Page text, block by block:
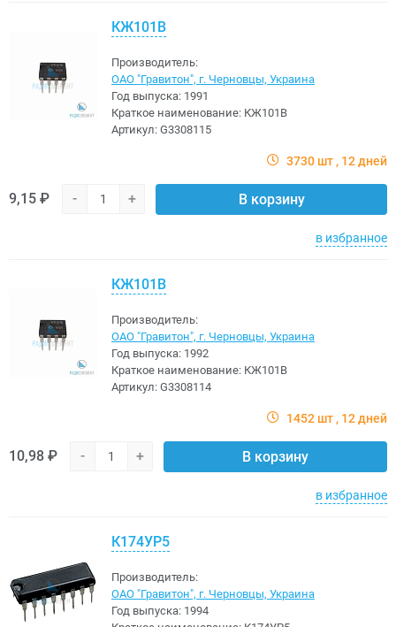
КЖ101В
Производитель:
ОАО "Гравитон", г. Черновцы, Украина
Год выпуска: 1991
Краткое наименование: КЖ101В
Артикул: G3308115
3730 шт 12 дней
9,15 ₽ - + В корзину
в избранное
КЖ101В
Производитель:
ОАО "Гравитон", г. Черновцы, Украина
Год выпуска: 1992
Краткое наименование: КЖ101В
Артикул: G3308114
1452 шт 12 дней
10,98 ₽ - + В корзину
в избранное
К174УР5
Производитель:
ОАО "Гравитон", г. Черновцы, Украина
Год выпуска: 1994